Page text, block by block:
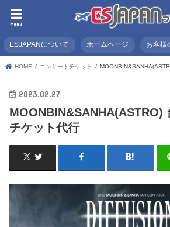
menu
ESJAPANについて ホームページ お客様
HOME コンサートチケット
2023.02.27
MOONBIN&SANHA(ASTRO)
チケット代行